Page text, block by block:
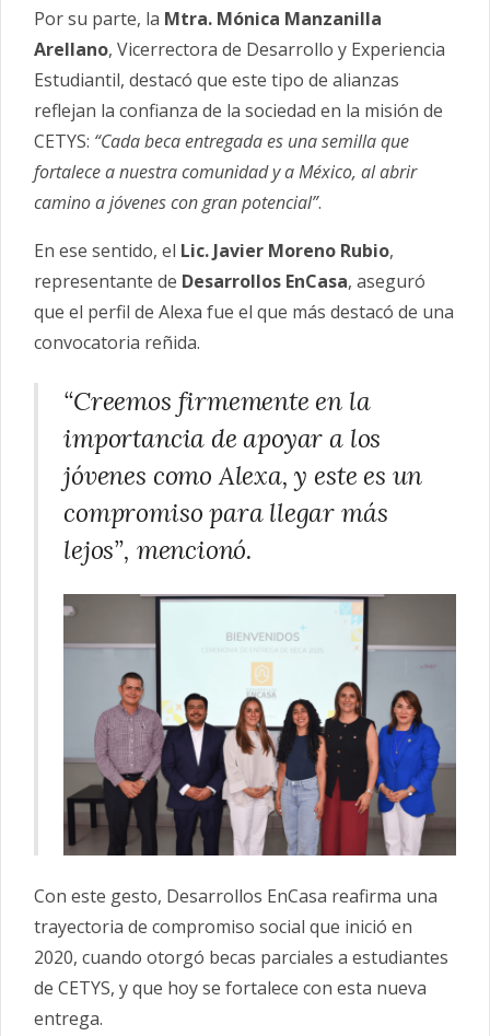
Por su parte, la Mtra. Mónica Manzanilla
Arellano, Vicerrectora de Desarrollo y Experiencia
Estudiantil, destacó que este tipo de alianzas
reflejan la confianza de la sociedad en la misión de
CETYS: “Cada beca entregada es una semilla que
fortalece a nuestra comunidad y a México, al abrir
camino a jóvenes con gran potencial”.
En ese sentido, el Lic. Javier Moreno Rubio,
representante de Desarrollos EnCasa, aseguró
que el perfil de Alexa fue el que más destacó de una
convocatoria reñida.
“Creemos firmemente en la
importancia de apoyar a los
jóvenes como Alexa, y este es un
compromiso para llegar más
lejos”, mencionó.
Con este gesto, Desarrollos EnCasa reafirma una
trayectoria de compromiso social que inició en
2020, cuando otorgó becas parciales a estudiantes
de CETYS, y que hoy se fortalece con esta nueva
entrega.